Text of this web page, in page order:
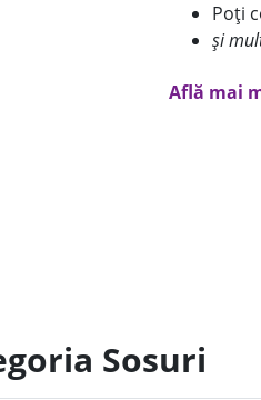
Poți
și
Află mai
Sosuri